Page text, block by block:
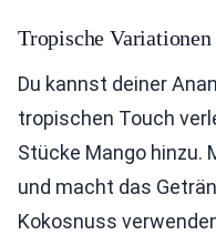
Tropische Variationen
Du kannst deiner
tropischen Touch
Stücke Mango hinzu.
und macht das
Kokosnuss